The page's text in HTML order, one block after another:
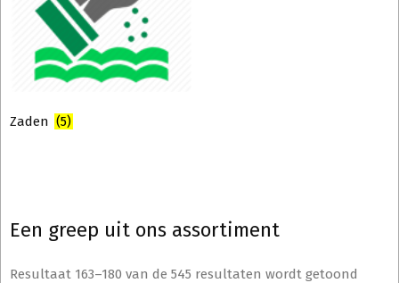
Zaden (5)
Een greep uit ons assortiment
Resultaat 163–180 van de 545 resultaten wordt getoond